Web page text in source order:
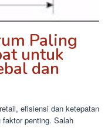
Paling
untuk
dan
efisiensi dan ketepatan
penting. Salah